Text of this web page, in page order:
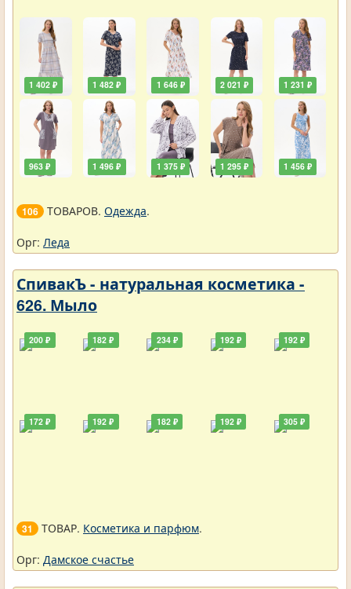
1 402 ₽
963 ₽
1 482 ₽
1 496 ₽
1 646 ₽
1 375 ₽
2 021 ₽
1 295 ₽
1 231 ₽
1 456 ₽
106 ТОВАРОВ. Одежда.
Орг: Леда
СпивакЪ - натуральная косметика -
626. Мыло
200 ₽
172 ₽
182 ₽
192 ₽
234 ₽
182 ₽
192 ₽
192 ₽
192 ₽
305 ₽
31 ТОВАР. Косметика и парфюм.
Орг: Дамское счастье